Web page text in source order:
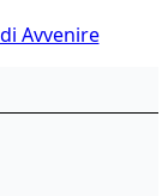
Avvenire